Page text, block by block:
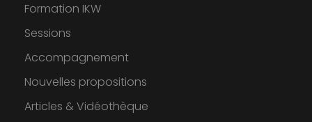
Formation IKW
Sessions
Accompagnement
Nouvelles propositions
Articles & Vidéothèque